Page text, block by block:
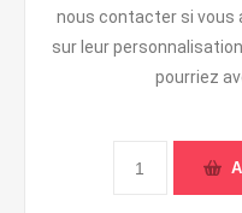
nous contacter si vous
sur leur
pourriez